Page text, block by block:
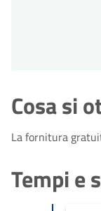
Cosa si
La fornitura
Tempi e